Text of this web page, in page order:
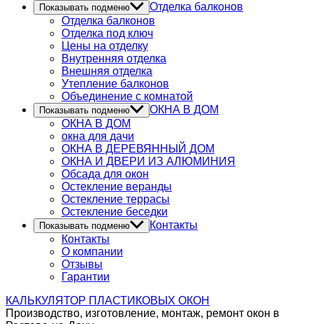
Показывать подменю
Отделка балконов
Отделка балконов
Отделка под ключ
Цены на отделку
Внутренняя отделка
Внешняя отделка
Утепление балконов
Объединение с комнатой
Показывать подменю
ОКНА В ДОМ
ОКНА В ДОМ
окна для дачи
ОКНА В ДЕРЕВЯННЫЙ ДОМ
ОКНА И ДВЕРИ ИЗ АЛЮМИНИЯ
Обсада для окон
Остекление веранды
Остекление террасы
Остекление беседки
Показывать подменю
Контакты
Контакты
О компании
Отзывы
Гарантии
КАЛЬКУЛЯТОР ПЛАСТИКОВЫХ ОКОН
Производство, изготовление, монтаж, ремонт окон в